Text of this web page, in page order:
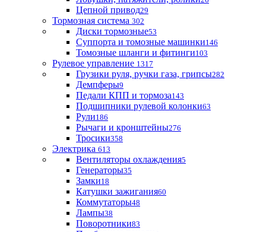
Цепной привод29
Тормозная система 302
Диски тормозные53
Суппорта и томозные машинки146
Томозные шланги и фитинги103
Рулевое управление 1317
Грузики руля, ручки газа, грипсы282
Демпферы9
Педали КПП и тормоза143
Подшипники рулевой колонки63
Рули186
Рычаги и кронштейны276
Тросики358
Электрика 613
Вентиляторы охлаждения5
Генераторы35
Замки18
Катушки зажигания60
Коммутаторы48
Лампы38
Поворотники83